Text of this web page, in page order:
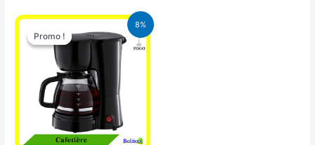
8%
Promo !
Promo !
Le
prix
initial
25.000 CFA.
Le
prix
actuel
est :
23.000 CFA.